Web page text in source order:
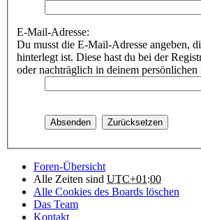
E-Mail-Adresse:
Du musst die E-Mail-Adresse angeben,
hinterlegt ist. Diese hast du bei der
oder nachträglich in deinem persönlichen
Foren-Übersicht
Alle Zeiten sind UTC+01:00
Alle Cookies des Boards löschen
Das Team
Kontakt